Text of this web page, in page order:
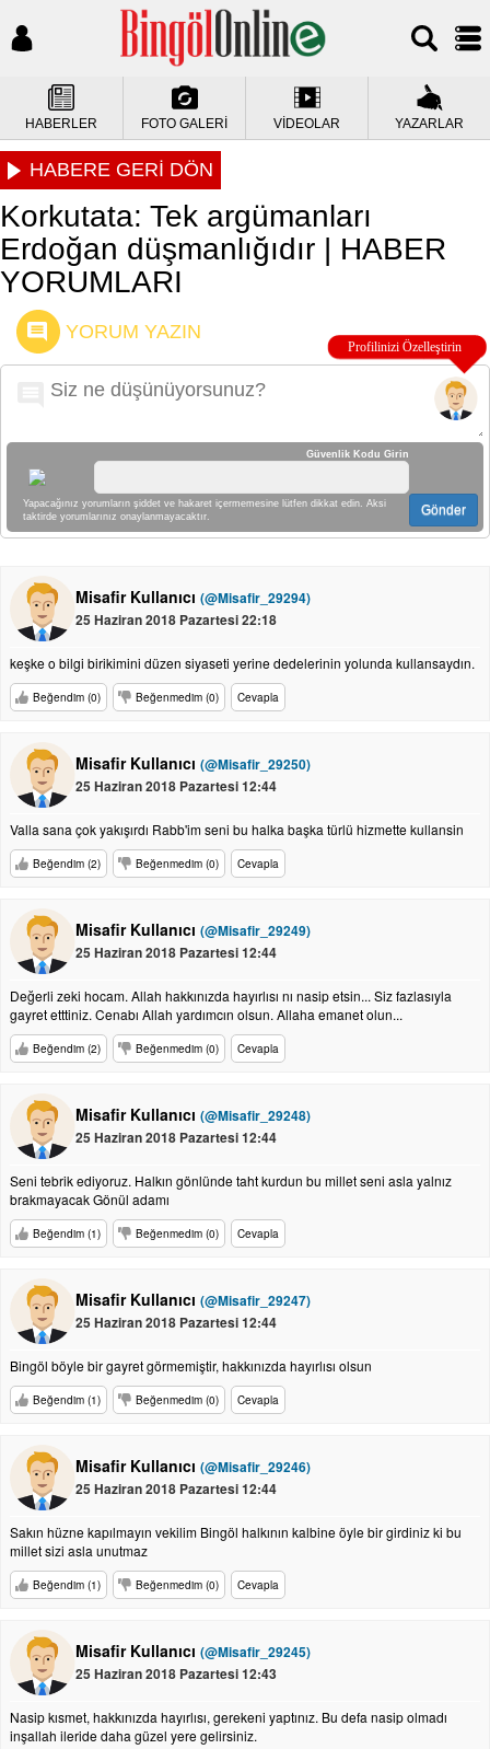
HABERLER FOTO GALERİ VİDEOLAR YAZARLAR
HABERE GERİ DÖN
Korkutata: Tek argümanları
Erdoğan düşmanlığıdır | HABER
YORUMLARI
YORUM YAZIN
Güvenlik Kodu Girin
Yapacağınız yorumların şiddet ve hakaret içermemesine lütfen dikkat edin. Aksi
taktirde yorumlarınız onaylanmayacaktır.
Gönder
Misafir Kullanıcı (@Misafir_29294)
25 Haziran 2018 Pazartesi 22:18
keşke o bilgi birikimini düzen siyaseti yerine dedelerinin yolunda kullansaydın.
Beğendim (0) Beğenmedim (0) Cevapla
Misafir Kullanıcı (@Misafir_29250)
25 Haziran 2018 Pazartesi 12:44
Valla sana çok yakışırdı Rabb'im seni bu halka başka türlü hizmette kullansin
Beğendim (2) Beğenmedim (0) Cevapla
Misafir Kullanıcı (@Misafir_29249)
25 Haziran 2018 Pazartesi 12:44
Değerli zeki hocam. Allah hakkınızda hayırlısı nı nasip etsin... Siz fazlasıyla
gayret etttiniz. Cenabı Allah yardımcın olsun. Allaha emanet olun...
Beğendim (2) Beğenmedim (0) Cevapla
Misafir Kullanıcı (@Misafir_29248)
25 Haziran 2018 Pazartesi 12:44
Seni tebrik ediyoruz. Halkın gönlünde taht kurdun bu millet seni asla yalnız
brakmayacak Gönül adamı
Beğendim (1) Beğenmedim (0) Cevapla
Misafir Kullanıcı (@Misafir_29247)
25 Haziran 2018 Pazartesi 12:44
Bingöl böyle bir gayret görmemiştir, hakkınızda hayırlısı olsun
Beğendim (1) Beğenmedim (0) Cevapla
Misafir Kullanıcı (@Misafir_29246)
25 Haziran 2018 Pazartesi 12:44
Sakın hüzne kapılmayın vekilim Bingöl halkının kalbine öyle bir girdiniz ki bu
millet sizi asla unutmaz
Beğendim (1) Beğenmedim (0) Cevapla
Misafir Kullanıcı (@Misafir_29245)
25 Haziran 2018 Pazartesi 12:43
Nasip kısmet, hakkınızda hayırlısı, gerekeni yaptınız. Bu defa nasip olmadı
inşallah ileride daha güzel yere gelirsiniz.